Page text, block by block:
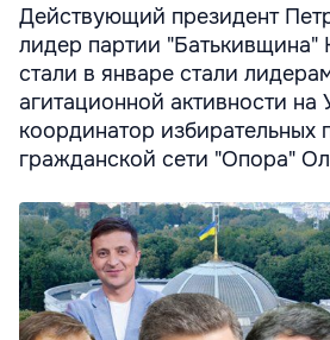
Действующий президент
лидер партии
стали в январе стали
агитационной активности на
координатор избирательных
гражданской сети "Опора"